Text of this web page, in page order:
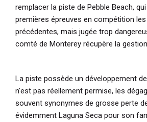
remplacer la piste de Pebble Beach,
premières épreuves en compétition
précédentes, mais jugée trop
comté de Monterey récupère la
La piste possède un développement
n'est pas réellement permise, les
souvent synonymes de grosse perte
évidemment Laguna Seca pour son